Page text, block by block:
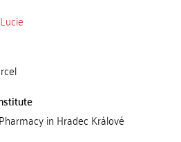
in Hradec Králové